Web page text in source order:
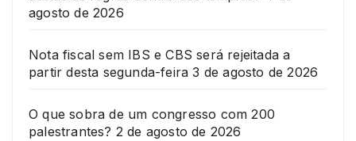
agosto de 2026
Nota fiscal sem IBS e CBS será rejeitada a
partir desta segunda-feira 3 de agosto de 2026
O que sobra de um congresso com 200
palestrantes? 2 de agosto de 2026